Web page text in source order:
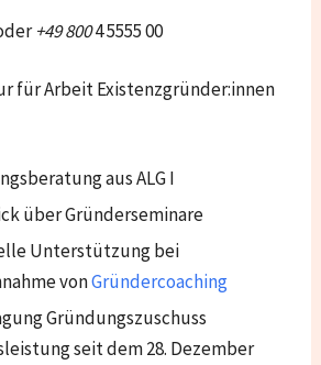
+49 8004 5555 00
für Arbeit Existenzgründer:innen
aus ALG I
über Gründerseminare
Unterstützung bei
vonGründercoaching
Gründungszuschuss
seit dem 28. Dezember